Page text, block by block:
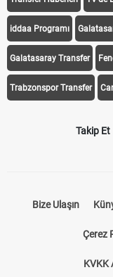
iddaa Programı
Galatasaray Transfer
Trabzonspor Transfer
Takip Et
Bize Ulaşın
Çerez
KVKK